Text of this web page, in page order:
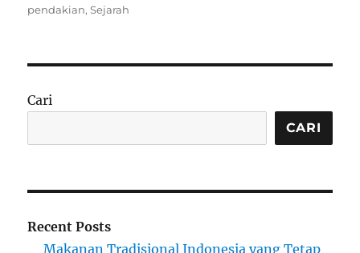
on
pendakian,Sejarah
Cari
CARI
Recent Posts
Makanan Tradisional Indonesia yang Tetap